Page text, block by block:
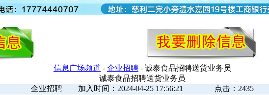
信息广场频道 - 企业招聘 - 诚泰食品招聘送货业务员
诚泰食品招聘送货业务员
企业招聘 加入时间：2024-04-25 17:56:21 点击：2435